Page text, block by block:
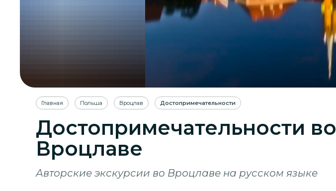
Главная Польша Вроцлав Достопримечательности
Достопримечательности во
Вроцлаве
Авторские экскурсии во Вроцлаве на русском языке